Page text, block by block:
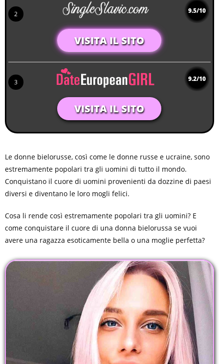
2 9.5/10
VISITA IL SITO
3 9.2/10
VISITA IL SITO
Le donne bielorusse, così come le donne russe e ucraine, sono
estremamente popolari tra gli uomini di tutto il mondo.
Conquistano il cuore di uomini provenienti da dozzine di paesi
diversi e diventano le loro mogli felici.
Cosa li rende così estremamente popolari tra gli uomini? E
come conquistare il cuore di una donna bielorussa se vuoi
avere una ragazza esoticamente bella o una moglie perfetta?